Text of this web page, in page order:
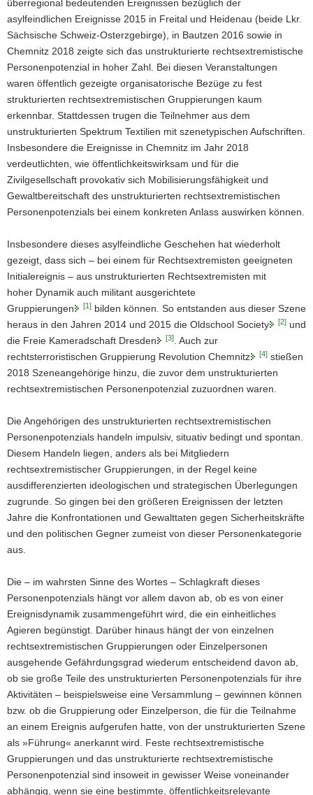
überregional bedeutenden Ereignissen bezüglich der
asylfeindlichen Ereignisse 2015 in Freital und Heidenau (beide Lkr.
Sächsische Schweiz-Osterzgebirge), in Bautzen 2016 sowie in
Chemnitz 2018 zeigte sich das unstrukturierte rechtsextremistische
Personenpotenzial in hoher Zahl. Bei diesen Veranstaltungen
waren öffentlich gezeigte organisatorische Bezüge zu fest
strukturierten rechtsextremistischen Gruppierungen kaum
erkennbar. Stattdessen trugen die Teilnehmer aus dem
unstrukturierten Spektrum Textilien mit szenetypischen Aufschriften.
Insbesondere die Ereignisse in Chemnitz im Jahr 2018
verdeutlichten, wie öffentlichkeitswirksam und für die
Zivilgesellschaft provokativ sich Mobilisierungsfähigkeit und
Gewaltbereitschaft des unstrukturierten rechtsextremistischen
Personenpotenzials bei einem konkreten Anlass auswirken können.
Insbesondere dieses asylfeindliche Geschehen hat wiederholt
gezeigt, dass sich – bei einem für Rechtsextremisten geeigneten
Initialereignis – aus unstrukturierten Rechtsextremisten mit
hoher Dynamik auch militant ausgerichtete
Gruppierungen
[1] bilden können. So entstanden aus dieser Szene
heraus in den Jahren 2014 und 2015 die Oldschool Society
[2] und
die Freie Kameradschaft Dresden
[3] . Auch zur
rechtsterroristischen Gruppierung Revolution Chemnitz
[4] stießen
2018 Szeneangehörige hinzu, die zuvor dem unstrukturierten
rechtsextremistischen Personenpotenzial zuzuordnen waren.
Die Angehörigen des unstrukturierten rechtsextremistischen
Personenpotenzials handeln impulsiv, situativ bedingt und spontan.
Diesem Handeln liegen, anders als bei Mitgliedern
rechtsextremistischer Gruppierungen, in der Regel keine
ausdifferenzierten ideologischen und strategischen Überlegungen
zugrunde. So gingen bei den größeren Ereignissen der letzten
Jahre die Konfrontationen und Gewalttaten gegen Sicherheitskräfte
und den politischen Gegner zumeist von dieser Personenkategorie
aus.
Die – im wahrsten Sinne des Wortes – Schlagkraft dieses
Personenpotenzials hängt vor allem davon ab, ob es von einer
Ereignisdynamik zusammengeführt wird, die ein einheitliches
Agieren begünstigt. Darüber hinaus hängt der von einzelnen
rechtsextremistischen Gruppierungen oder Einzelpersonen
ausgehende Gefährdungsgrad wiederum entscheidend davon ab,
ob sie große Teile des unstrukturierten Personenpotenzials für ihre
Aktivitäten – beispielsweise eine Versammlung – gewinnen können
bzw. ob die Gruppierung oder Einzelperson, die für die Teilnahme
an einem Ereignis aufgerufen hatte, von der unstrukturierten Szene
als »Führung« anerkannt wird. Feste rechtsextremistische
Gruppierungen und das unstrukturierte rechtsextremistische
Personenpotenzial sind insoweit in gewisser Weise voneinander
abhängig, wenn sie eine bestimmte, öffentlichkeitsrelevante